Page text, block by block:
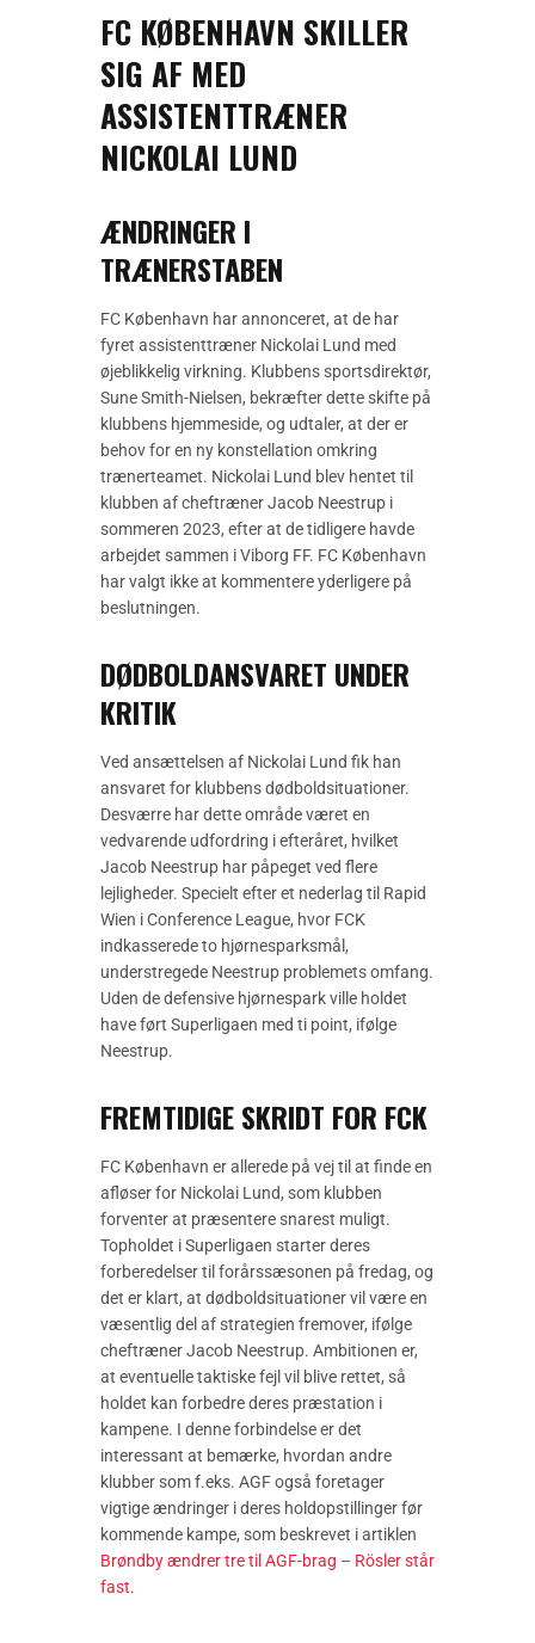
FC KØBENHAVN SKILLER
SIG AF MED
ASSISTENTTRÆNER
NICKOLAI LUND
ÆNDRINGER I
TRÆNERSTABEN
FC København har annonceret, at de har
fyret assistenttræner Nickolai Lund med
øjeblikkelig virkning. Klubbens sportsdirektør,
Sune Smith-Nielsen, bekræfter dette skifte på
klubbens hjemmeside, og udtaler, at der er
behov for en ny konstellation omkring
trænerteamet. Nickolai Lund blev hentet til
klubben af cheftræner Jacob Neestrup i
sommeren 2023, efter at de tidligere havde
arbejdet sammen i Viborg FF. FC København
har valgt ikke at kommentere yderligere på
beslutningen.
DØDBOLDANSVARET UNDER
KRITIK
Ved ansættelsen af Nickolai Lund fik han
ansvaret for klubbens dødboldsituationer.
Desværre har dette område været en
vedvarende udfordring i efteråret, hvilket
Jacob Neestrup har påpeget ved flere
lejligheder. Specielt efter et nederlag til Rapid
Wien i Conference League, hvor FCK
indkasserede to hjørnesparksmål,
understregede Neestrup problemets omfang.
Uden de defensive hjørnespark ville holdet
have ført Superligaen med ti point, ifølge
Neestrup.
FREMTIDIGE SKRIDT FOR FCK
FC København er allerede på vej til at finde en
afløser for Nickolai Lund, som klubben
forventer at præsentere snarest muligt.
Topholdet i Superligaen starter deres
forberedelser til forårssæsonen på fredag, og
det er klart, at dødboldsituationer vil være en
væsentlig del af strategien fremover, ifølge
cheftræner Jacob Neestrup. Ambitionen er,
at eventuelle taktiske fejl vil blive rettet, så
holdet kan forbedre deres præstation i
kampene. I denne forbindelse er det
interessant at bemærke, hvordan andre
klubber som f.eks. AGF også foretager
vigtige ændringer i deres holdopstillinger før
kommende kampe, som beskrevet i artiklen
Brøndby ændrer tre til AGF-brag – Rösler står
fast.